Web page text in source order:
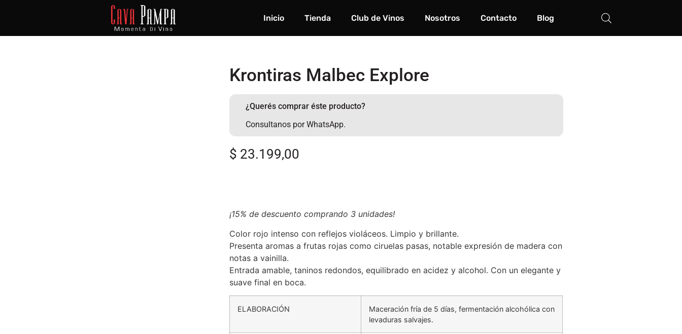
Inicio Tienda Club de Vinos Nosotros Contacto Blog
Krontiras Malbec Explore
¿Querés comprar éste producto?
Consultanos por WhatsApp.
$ 23.199,00
¡15% de descuento comprando 3 unidades!
Color rojo intenso con reflejos violáceos. Limpio y brillante.
Presenta aromas a frutas rojas como ciruelas pasas, notable expresión de madera con
notas a vainilla.
Entrada amable, taninos redondos, equilibrado en acidez y alcohol. Con un elegante y
suave final en boca.
ELABORACIÓN
Maceración fría de 5 días, fermentación alcohólica con
levaduras salvajes.